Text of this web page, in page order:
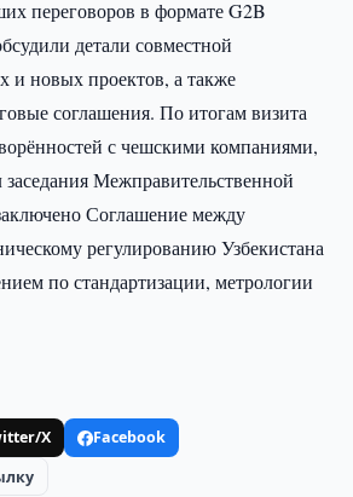
переговоров в формате G2B
детали совместной
и новых проектов, а также
соглашения. По итогам визита
с чешскими компаниями,
Межправительственной
Соглашение между
регулированию Узбекистана
по стандартизации, метрологии
X
Facebook